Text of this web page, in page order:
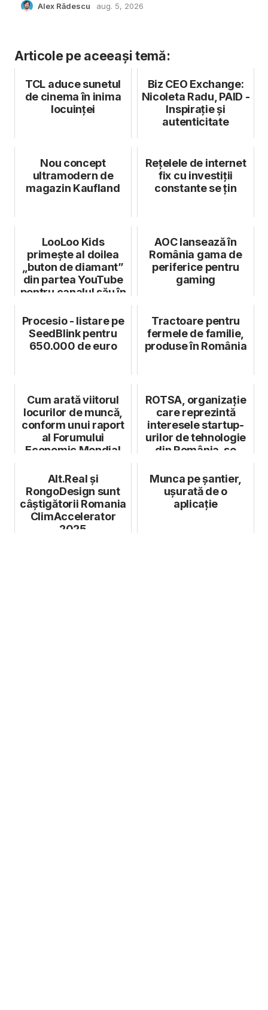
Alex Rădescu aug. 5, 2026
Articole pe aceeași temă:
TCL aduce sunetul
de cinema în inima
locuinței
Biz CEO Exchange:
Nicoleta Radu, PAID -
Inspirație și
autenticitate
Nou concept
ultramodern de
magazin Kaufland
Rețelele de internet
fix cu investiții
constante se țin
LooLoo Kids
primește al doilea
„buton de diamant”
din partea YouTube
pentru canalul său în
AOC lansează în
România gama de
periferice pentru
gaming
Procesio - listare pe
SeedBlink pentru
650.000 de euro
Tractoare pentru
fermele de familie,
produse în România
Cum arată viitorul
locurilor de muncă,
conform unui raport
al Forumului
Economic Mondial
ROTSA, organizație
care reprezintă
interesele startup-
urilor de tehnologie
din România, se
Alt.Real și
RongoDesign sunt
câștigătorii Romania
ClimAccelerator
2025
Munca pe șantier,
ușurată de o
aplicație